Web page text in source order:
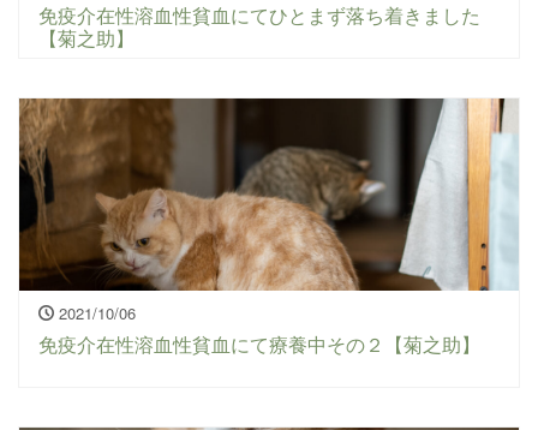
免疫介在性溶血性貧血にてひとまず落ち着きました
【菊之助】
2021/10/06
免疫介在性溶血性貧血にて療養中その２【菊之助】